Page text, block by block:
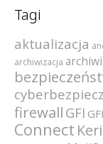
Tagi
aktualizacja
archiwizacja
firewall GFI
Connect